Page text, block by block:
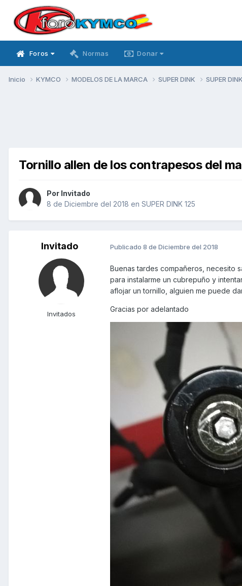
Foros Normas Donar
Inicio KYMCO MODELOS DE LA MARCA SUPER DINK SUPER
Tornillo allen de los contrapesos del
Por Invitado
8 de Diciembre del 2018 en SUPER DINK 125
Invitado
Invitados
Publicado 8 de Diciembre del 2018
Buenas tardes compañeros, necesito
para instalarme un cubrepuño y
aflojar un tornillo, alguien me puede
Gracias por adelantado